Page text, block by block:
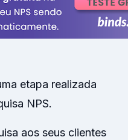
etapa realizada
NPS.
aos seus clientes